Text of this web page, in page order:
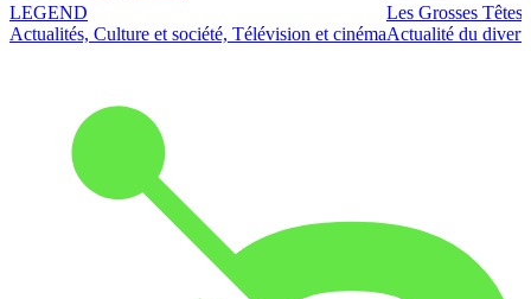
LEGEND
Actualités, Culture et société, Télévision et cinéma
Les Grosses Têtes
Actualité du